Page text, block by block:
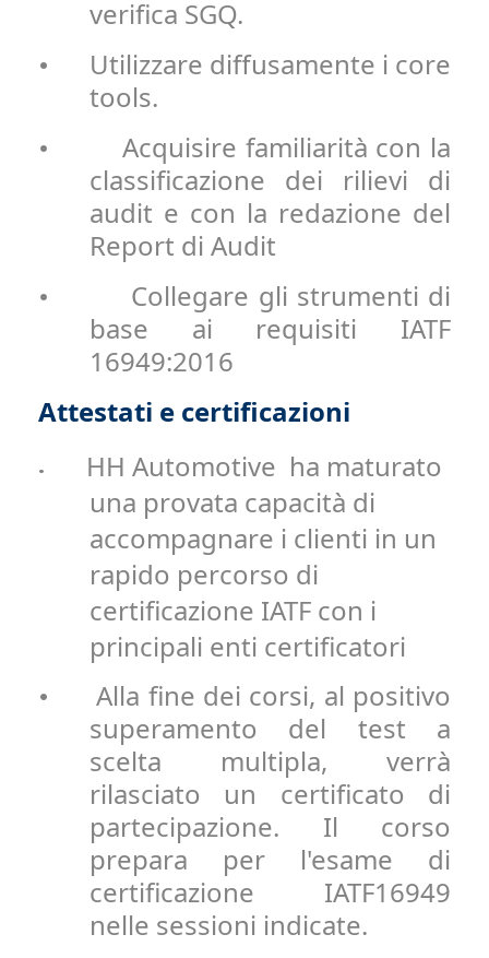
verifica SGQ.
•
Utilizzare diffusamente i core
tools.
•
Acquisire familiarità con la
classificazione dei rilievi di
audit e con la redazione del
Report di Audit
•
Collegare gli strumenti di
base ai requisiti IATF
16949:2016
Attestati e certificazioni
•
HH Automotive ha maturato
una provata capacità di
accompagnare i clienti in un
rapido percorso di
certificazione IATF con i
principali enti certificatori
•
Alla fine dei corsi, al positivo
superamento del test a
scelta multipla, verrà
rilasciato un certificato di
partecipazione. Il corso
prepara per l'esame di
certificazione IATF16949
nelle sessioni indicate.